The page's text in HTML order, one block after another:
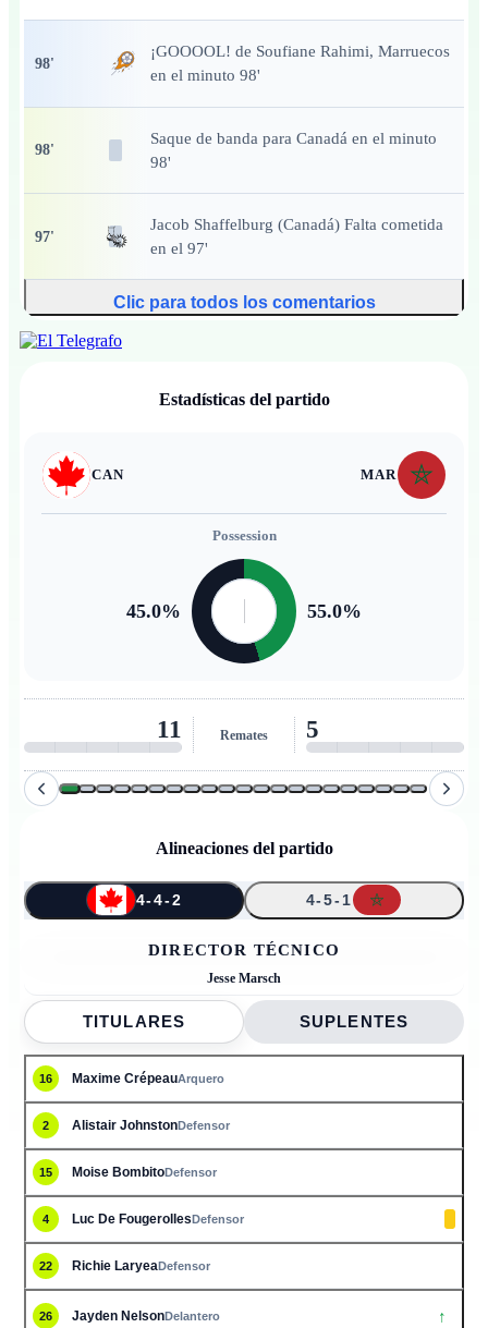
Alineaciones del partido
4-4-2 4-5-1
DIRECTOR TÉCNICO
Jesse Marsch
TITULARES SUPLENTES
16 Maxime CrépeauArquero
2 Alistair JohnstonDefensor
15 Moise BombitoDefensor
4 Luc De FougerollesDefensor
22 Richie LaryeaDefensor
26 Jayden NelsonDelantero ↑
98'
¡GOOOOL! de Soufiane Rahimi, Marruecos
en el minuto 98'
98'
Saque de banda para Canadá en el minuto
98'
97'
Jacob Shaffelburg (Canadá) Falta cometida
en el 97'
Clic para todos los comentarios
Estadísticas del partido
CAN MAR
Possession
45.0% 55.0%
11 Remates 5